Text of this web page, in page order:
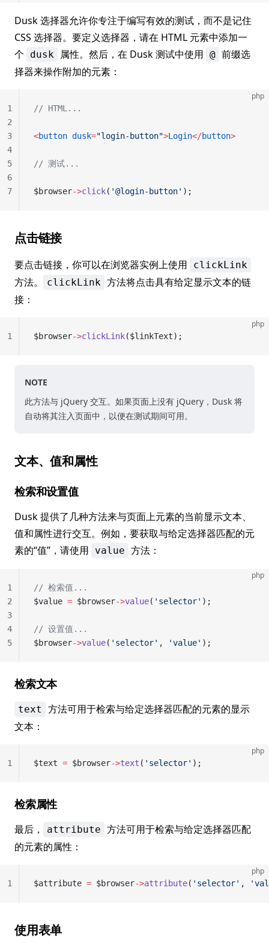
Dusk 选择器允许你专注于编写有效的测试，而不是记住
CSS 选择器。要定义选择器，请在 HTML 元素中添加一
个
dusk 属性。然后，在 Dusk 测试中使用 @ 前缀选
择器来操作附加的元素：
php
// HTML...
<button dusk="login-button">Login</button>
// 测试...
$browser->click( '@login-button' );
1
2
3
4
5
6
7
点击链接
要点击链接，你可以在浏览器实例上使用 clickLink
方法。 clickLink 方法将点击具有给定显示文本的链
接：
php
$browser->clickLink($linkText);
1
NOTE
此方法与 jQuery 交互。如果页面上没有 jQuery，Dusk 将
自动将其注入页面中，以便在测试期间可用。
文本、值和属性
检索和设置值
Dusk 提供了几种方法来与页面上元素的当前显示文本、
值和属性进行交互。例如，要获取与给定选择器匹配的元
素的“值”，请使用
value 方法：
php
// 检索值...
$value = $browser->value( 'selector' );
// 设置值...
$browser->value( 'selector' , 'value' );
1
2
3
4
5
检索文本
text
方法可用于检索与给定选择器匹配的元素的显示
文本：
php
$text = $browser->text ( 'selector' );
1
检索属性
最后， attribute 方法可用于检索与给定选择器匹配
的元素的属性：
php
$attribute = $browser->attribute( 'selector' ,
1
使用表单